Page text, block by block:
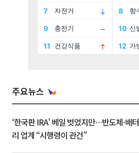
주요뉴스
‘한국판 IRA’ 베일 벗었지만…반도체·배터
리 업계 “시행령이 관건”